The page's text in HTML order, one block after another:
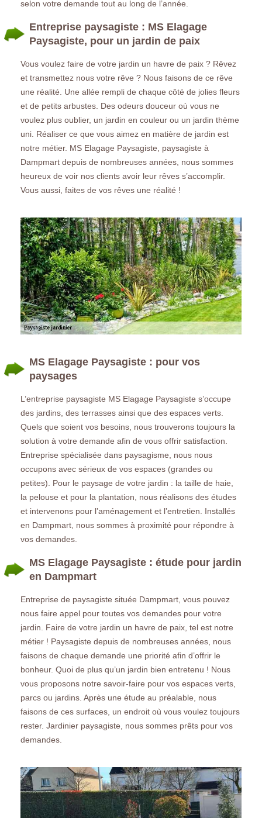
selon votre demande tout au long de l’année.
Entreprise paysagiste : MS Elagage
Paysagiste, pour un jardin de paix
Vous voulez faire de votre jardin un havre de paix ? Rêvez
et transmettez nous votre rêve ? Nous faisons de ce rêve
une réalité. Une allée rempli de chaque côté de jolies fleurs
et de petits arbustes. Des odeurs douceur où vous ne
voulez plus oublier, un jardin en couleur ou un jardin thème
uni. Réaliser ce que vous aimez en matière de jardin est
notre métier. MS Elagage Paysagiste, paysagiste à
Dampmart depuis de nombreuses années, nous sommes
heureux de voir nos clients avoir leur rêves s’accomplir.
Vous aussi, faites de vos rêves une réalité !
MS Elagage Paysagiste : pour vos
paysages
L’entreprise paysagiste MS Elagage Paysagiste s’occupe
des jardins, des terrasses ainsi que des espaces verts.
Quels que soient vos besoins, nous trouverons toujours la
solution à votre demande afin de vous offrir satisfaction.
Entreprise spécialisée dans paysagisme, nous nous
occupons avec sérieux de vos espaces (grandes ou
petites). Pour le paysage de votre jardin : la taille de haie,
la pelouse et pour la plantation, nous réalisons des études
et intervenons pour l’aménagement et l’entretien. Installés
en Dampmart, nous sommes à proximité pour répondre à
vos demandes.
MS Elagage Paysagiste : étude pour jardin
en Dampmart
Entreprise de paysagiste située Dampmart, vous pouvez
nous faire appel pour toutes vos demandes pour votre
jardin. Faire de votre jardin un havre de paix, tel est notre
métier ! Paysagiste depuis de nombreuses années, nous
faisons de chaque demande une priorité afin d’offrir le
bonheur. Quoi de plus qu’un jardin bien entretenu ! Nous
vous proposons notre savoir-faire pour vos espaces verts,
parcs ou jardins. Après une étude au préalable, nous
faisons de ces surfaces, un endroit où vous voulez toujours
rester. Jardinier paysagiste, nous sommes prêts pour vos
demandes.